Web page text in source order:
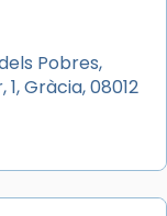
lloc la
al
Pobres,
Gràcia, 08012